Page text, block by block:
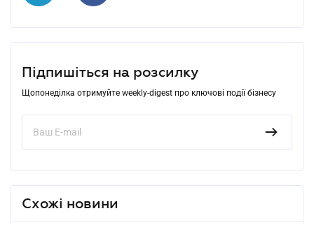
Підпишіться на розсилку
Щопонеділка отримуйте weekly-digest про ключові події бізнесу
Схожі новини